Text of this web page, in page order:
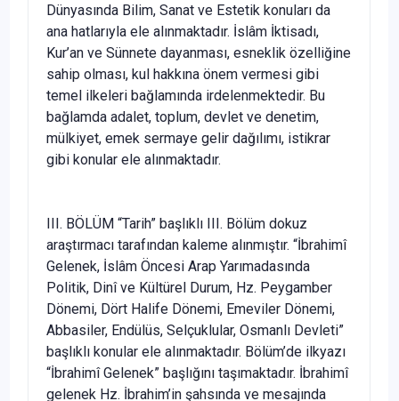
Dünyasında Bilim, Sanat ve Estetik konuları da
ana hatlarıyla ele alınmaktadır. İslâm İktisadı,
Kur’an ve Sünnete dayanması, esneklik özelliğine
sahip olması, kul hakkına önem vermesi gibi
temel ilkeleri bağlamında irdelenmektedir. Bu
bağlamda adalet, toplum, devlet ve denetim,
mülkiyet, emek sermaye gelir dağılımı, istikrar
gibi konular ele alınmaktadır.
III. BÖLÜM “Tarih” başlıklı III. Bölüm dokuz
araştırmacı tarafından kaleme alınmıştır. “İbrahimî
Gelenek, İslâm Öncesi Arap Yarımadasında
Politik, Dinî ve Kültürel Durum, Hz. Peygamber
Dönemi, Dört Halife Dönemi, Emeviler Dönemi,
Abbasiler, Endülüs, Selçuklular, Osmanlı Devleti”
başlıklı konular ele alınmaktadır. Bölüm’de ilkyazı
“İbrahimî Gelenek” başlığını taşımaktadır. İbrahimî
gelenek Hz. İbrahim’in şahsında ve mesajında